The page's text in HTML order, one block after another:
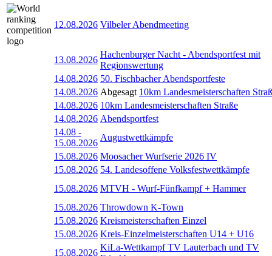
12.08.2026 Vilbeler Abendmeeting
13.08.2026
Hachenburger Nacht - Abendsportfest mit
Regionswertung
14.08.2026 50. Fischbacher Abendsportfeste
14.08.2026 Abgesagt 10km Landesmeisterschaften
14.08.2026 10km Landesmeisterschaften Straße
14.08.2026 Abendsportfest
14.08 -
15.08.2026
Augustwettkämpfe
15.08.2026 Moosacher Wurfserie 2026 IV
15.08.2026 54. Landesoffene Volksfestwettkämpfe
15.08.2026 MTVH - Wurf-Fünfkampf + Hammer
15.08.2026 Throwdown K-Town
15.08.2026 Kreismeisterschaften Einzel
15.08.2026 Kreis-Einzelmeisterschaften U14 + U16
15.08.2026
KiLa-Wettkampf TV Lauterbach und TV